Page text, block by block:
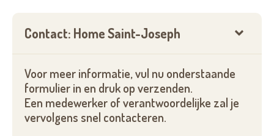
Contact: Home Saint-Joseph
Voor meer informatie, vul nu onderstaande
formulier in en druk op verzenden.
Een medewerker of verantwoordelijke zal je
vervolgens snel contacteren.